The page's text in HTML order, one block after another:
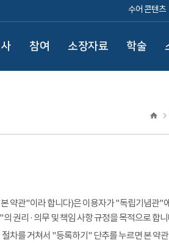
수어 콘텐츠
참여 소장자료 학술
관"이라 합니다)은 이용자가 "독립기념관"에
권리 · 의무 및 책임 사항 규정을 목적으로 합니
차를 거쳐서 "등록하기" 단추를 누르면 본 약관